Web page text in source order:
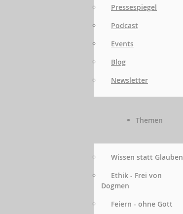
Pressespiegel
Podcast
Events
Blog
Newsletter
Themen
Wissen statt Glauben
Ethik - Frei von
Dogmen
Feiern - ohne Gott